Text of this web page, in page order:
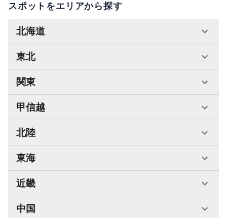
スポットをエリアから探す
北海道
東北
関東
甲信越
北陸
東海
近畿
中国